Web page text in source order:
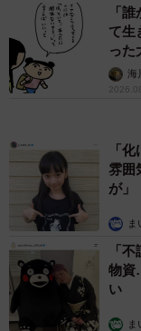
「
て生
った
海
「
雰囲
が」
「
物資
い